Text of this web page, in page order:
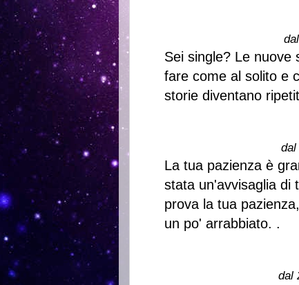
Sei single? Le nuove
fare come al solito e
storie diventano
dal
La tua pazienza è
stata un'avvisaglia di
prova la tua
un po' arrabbiato. .
dal